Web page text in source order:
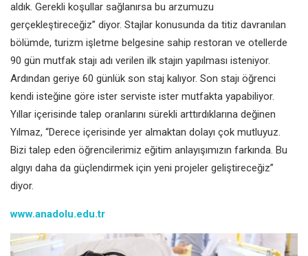
aldık. Gerekli koşullar sağlanırsa bu arzumuzu
gerçekleştireceğiz” diyor. Stajlar konusunda da titiz davranılan
bölümde, turizm işletme belgesine sahip restoran ve otellerde
90 gün mutfak stajı adı verilen ilk stajın yapılması isteniyor.
Ardından geriye 60 günlük son staj kalıyor. Son stajı öğrenci
kendi isteğine göre ister serviste ister mutfakta yapabiliyor.
Yıllar içerisinde talep oranlarını sürekli arttırdıklarına değinen
Yılmaz, “Derece içerisinde yer almaktan dolayı çok mutluyuz.
Bizi talep eden öğrencilerimiz eğitim anlayışımızın farkında. Bu
algıyı daha da güçlendirmek için yeni projeler geliştireceğiz”
diyor.
www.anadolu.edu.tr